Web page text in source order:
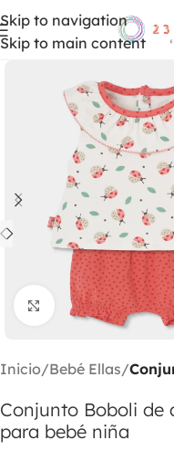
Skip to navigation
Skip to main content
Clic para ampliar
Inicio Bebé Ellas
Conjunto Boboli de
para bebé niña